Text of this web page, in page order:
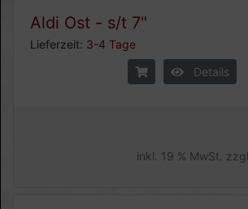
Aldi Ost - s/t 7"
Lieferzeit: 3-4 Tage
Details
inkl. 19 % MwSt. zzgl.